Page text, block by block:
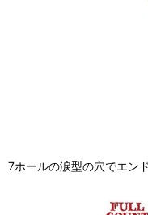
7ホールの涙型の穴でエン